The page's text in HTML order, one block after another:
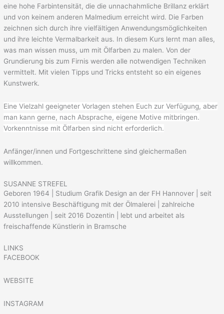
eine hohe Farbintensität, die die unnachahmliche Brillanz erklärt
und von keinem anderen Malmedium erreicht wird. Die Farben
zeichnen sich durch ihre vielfältigen Anwendungsmöglichkeiten
und ihre leichte Vermalbarkeit aus. In diesem Kurs lernt man alles,
was man wissen muss, um mit Ölfarben zu malen. Von der
Grundierung bis zum Firnis werden alle notwendigen Techniken
vermittelt. Mit vielen Tipps und Tricks entsteht so ein eigenes
Kunstwerk.
Eine Vielzahl geeigneter Vorlagen stehen Euch zur Verfügung, aber
man kann gerne, nach Absprache, eigene Motive mitbringen.
Vorkenntnisse mit Ölfarben sind nicht erforderlich.
Anfänger/innen und Fortgeschrittene sind gleichermaßen
willkommen.
SUSANNE STREFEL
Geboren 1964 | Studium Grafik Design an der FH Hannover | seit
2010 intensive Beschäftigung mit der Ölmalerei | zahlreiche
Ausstellungen | seit 2016 Dozentin | lebt und arbeitet als
freischaffende Künstlerin in Bramsche
LINKS
FACEBOOK
WEBSITE
INSTAGRAM